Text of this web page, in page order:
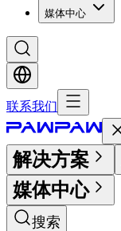
媒体中心
联系我们
解决方案
媒体中心
搜索